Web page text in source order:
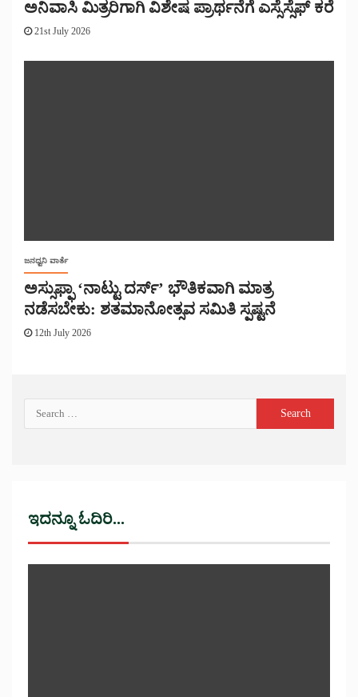
ಅನಿವಾಸಿ ಮಿತ್ರರಿಗಾಗಿ ವಿಶೇಷ ಪ್ರಾರ್ಥನೆಗೆ ಎಸ್ಸೆಸ್ಸೆಫ್ ಕರೆ
21st July 2026
ಜನಧ್ವನಿ ವಾರ್ತೆ
ಅಸ್ಸುಫ್ಫಾ ‘ನಾಟ್ಟು ದರ್ಸ್’ ಭೌತಿಕವಾಗಿ ಮಾತ್ರ
ನಡೆಸಬೇಕು: ಶತಮಾನೋತ್ಸವ ಸಮಿತಿ ಸ್ಪಷ್ಟನೆ
12th July 2026
ಇದನ್ನೂ ಓದಿರಿ...